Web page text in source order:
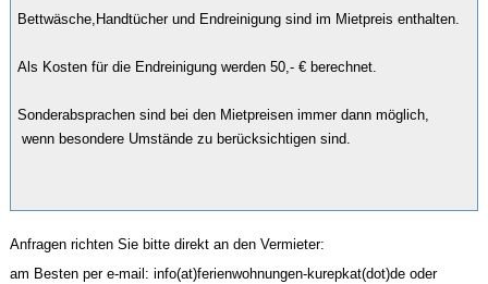
Bettwäsche,Handtücher und Endreinigung sind im Mietpreis enthalten.
Als Kosten für die Endreinigung werden 50,- € berechnet.
Sonderabsprachen sind bei den Mietpreisen immer dann möglich,
wenn besondere Umstände zu berücksichtigen sind.
Anfragen richten Sie bitte direkt an den Vermieter:
am Besten per e-mail: info(at)ferienwohnungen-kurepkat(dot)de oder